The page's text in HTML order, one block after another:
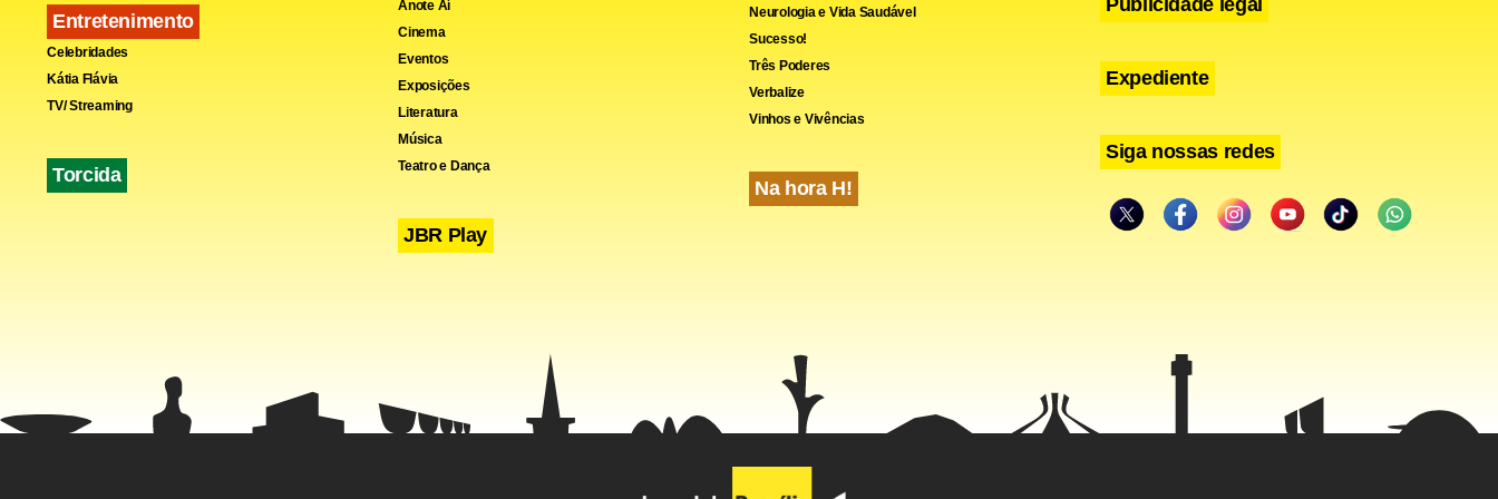
investimentos estrangeiros em ações, que antes era de 2%.
Entretenimento
Celebridades
Kátia Flávia
TV/ Streaming
Torcida
Anote Aí
Cinema
Eventos
Exposições
Literatura
Música
Teatro e Dança
JBR Play
Neurologia e Vida Saudável
Sucesso!
Três Poderes
Verbalize
Vinhos e Vivências
Na hora H!
Expediente
Siga nossas redes